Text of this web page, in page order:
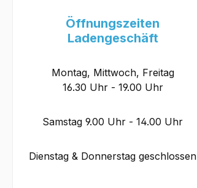
Öffnungszeiten
Ladengeschäft
Montag, Mittwoch, Freitag
16.30 Uhr - 19.00 Uhr
Samstag 9.00 Uhr - 14.00 Uhr
Dienstag & Donnerstag geschlossen